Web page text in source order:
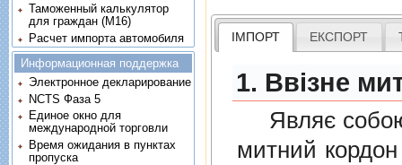
ІМПОРТ ЕКСПОРТ
1. Ввізне
Являє собою
митний
Таможенный калькулятор
для граждан (M16)
Расчет импорта автомобиля
Информационная поддержка
Электронное декларирование
NCTS Фаза 5
Единое окно для
международной торговли
Время ожидания в пунктах
пропуска